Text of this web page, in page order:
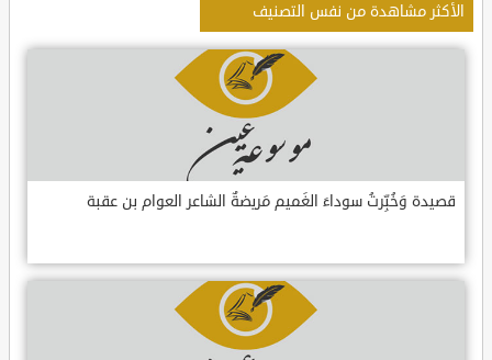
الأكثر مشاهدة من نفس التصنيف
قصيدة وَخُبِّرتُ سوداءَ الغَميم مَريضةٌ الشاعر العوام بن عقبة